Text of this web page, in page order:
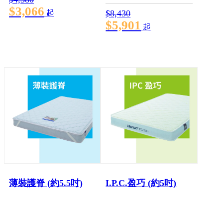
$3,066 起 $8,430
$5,901 起
薄裝護脊 (約5.5吋) I.P.C.盈巧 (約5吋)